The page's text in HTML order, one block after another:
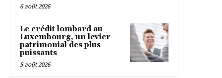
6 août 2026
Le crédit lombard au
Luxembourg, un levier
patrimonial des plus
puissants
5 août 2026